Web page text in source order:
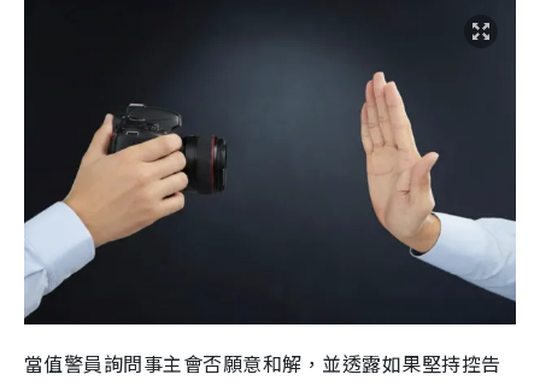
當值警員詢問事主會否願意和解，並透露如果堅持控告